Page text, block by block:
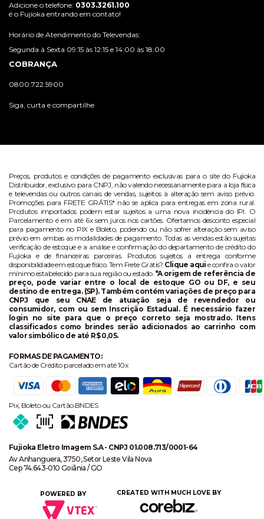
Adicione o telefone: 0303.3261.100
é o Fujioka entrando em contato!
Horário de Atendimento do Televendas:
Segunda à Sexta 09:15 às 12:15 e 14:00 às 18:00
COBRANÇA
0800.722.5900
Siga, curta e compartilhe
Preços, produtos e condições de pagamento exclusivas para o site do Fujioka
Distribuidor, exclusivo para CNPJ, não valendo necessariamente para a loja física
e televendas ou outros canais de vendas, sujeitos à alteração sem aviso prévio.
Promoções para FRETE GRÁTIS* não se aplica para entregas em zona rural.
Produtos importados podem estar sujeitos a uma nova incidência do IPI. O
Parcelamento é em até 6x sem juros nos cartões. Ofertamos desconto especial
para pagamento no PIX e Boleto, podendo ou não sofrer alteração sem aviso
prévio em ambas as modalidades de pagamento. Todas as vendas estão sujeitas
verificação de estoque e a análise e confirmação do departamento de crédito do
Fujioka e de financeiras parceiras. Produtos sujeitos a entrega conforme
disponibilidade em estoque físico. Tem Frete Grátis? Clique aqui e confira o valor
mínimo estabelecido para sua região ou estado. *A origem de referência de
preço, pode variar entre o local de estoque GO ou DF, e seu
destino de entrega. (SP). Também contém variações de preço para
CNPJ que seu CNAE de atuação seja de revendedor ou
consumidor, com ou sem Inscrição Estadual. É necessário fazer
login no site para que o preço correto seja mostrado. Itens
classificados como brindes serão adicionados ao carrinho com
valor simbólico de até R$ 0,05.
FORMAS DE PAGAMENTO:
Cartão de Crédito parcelado em até 10x
Pix, Boleto ou Cartão BNDES
Fujioka Eletro Imagem S.A - CNPJ 01.008.713/0001-64
Av Anhanguera, 3750, Setor Leste Vila Nova
Cep 74.643-010 Goiânia / GO
POWERED BY CREATED WITH MUCH LOVE BY